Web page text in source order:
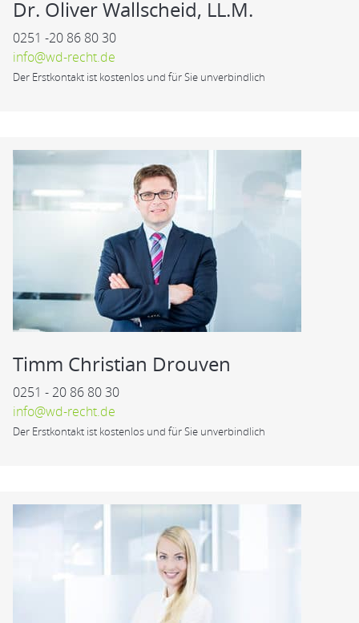
Dr. Oliver Wallscheid, LL.M.
0251 -20 86 80 30
info@wd-recht.de
Der Erstkontakt ist kostenlos und für Sie unverbindlich
Timm Christian Drouven
0251 - 20 86 80 30
info@wd-recht.de
Der Erstkontakt ist kostenlos und für Sie unverbindlich